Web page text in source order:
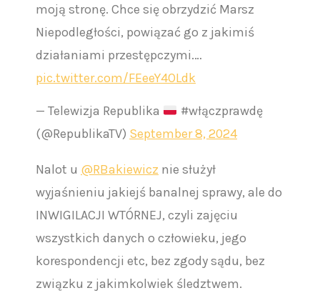
moją stronę. Chce się obrzydzić Marsz
Niepodległości, powiązać go z jakimiś
działaniami przestępczymi.…
pic.twitter.com/FEeeY4OLdk
— Telewizja Republika
#włączprawdę
(@RepublikaTV) September 8, 2024
Nalot u @RBakiewicz nie służył
wyjaśnieniu jakiejś banalnej sprawy, ale do
INWIGILACJI WTÓRNEJ, czyli zajęciu
wszystkich danych o człowieku, jego
korespondencji etc, bez zgody sądu, bez
związku z jakimkolwiek śledztwem.